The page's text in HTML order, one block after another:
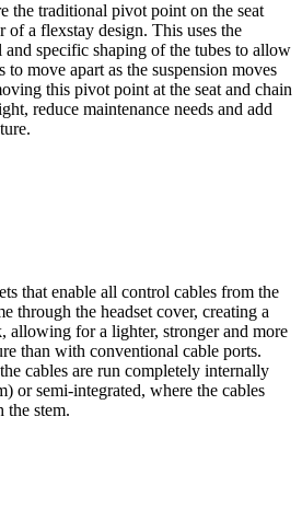
the traditional pivot point on the seat
of a flexstay design. This uses the
specific shaping of the tubes to allow
to move apart as the suspension moves
this pivot point at the seat and chain
reduce maintenance needs and add
that enable all control cables from the
through the headset cover, creating a
allowing for a lighter, stronger and more
than with conventional cable ports.
cables are run completely internally
or semi-integrated, where the cables
the stem.